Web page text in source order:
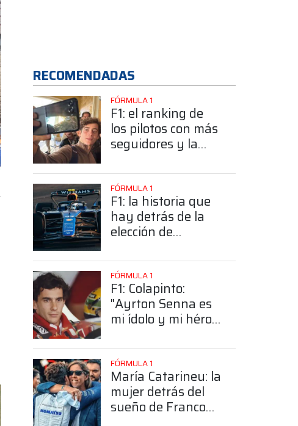
RECOMENDADAS
FÓRMULA 1
F1: el ranking de
los pilotos con más
seguidores y la
posición de
Colapinto
FÓRMULA 1
F1: la historia que
hay detrás de la
elección de
número 43
FÓRMULA 1
F1: Colapinto:
"Ayrton Senna es
mi ídolo y mi héroe
FÓRMULA 1
María Catarineu: la
mujer detrás del
sueño de Franco